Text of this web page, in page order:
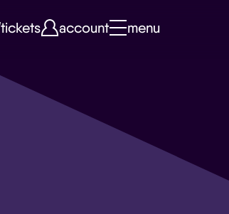
tickets account menu